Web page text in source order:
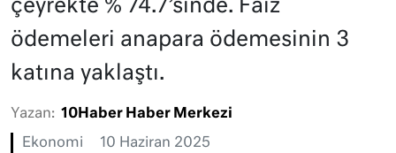
çeyrekte % 74.7’sinde. Faiz
ödemeleri anapara ödemesinin 3
katına yaklaştı.
Yazan: 10Haber Haber Merkezi
Ekonomi 10 Haziran 2025